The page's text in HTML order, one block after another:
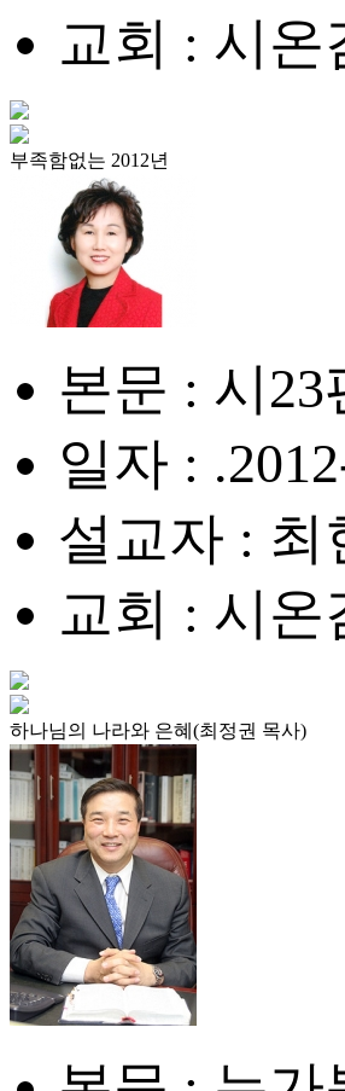
교회 : 시
부족함없는 2012년
본문 : 시23
일자 :
설교자 : 최
교회 : 시
하나님의 나라와 은혜(최정권 목사)